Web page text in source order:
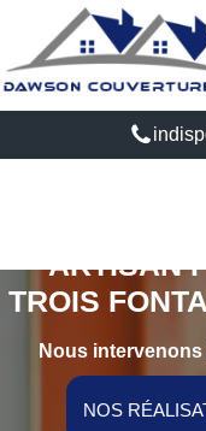
ARTISAN
TROIS
Nous
NOS